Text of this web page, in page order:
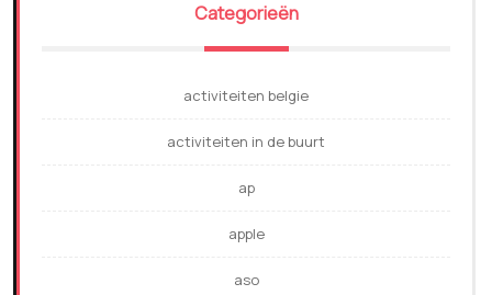
Categorieën
activiteiten belgie
activiteiten in de buurt
ap
apple
aso